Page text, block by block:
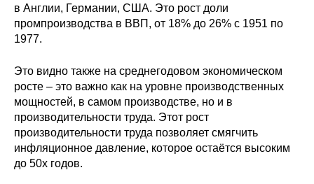
в Англии, Германии, США. Это рост доли
промпроизводства в ВВП, от 18% до 26% с 1951 по
1977.
Это видно также на среднегодовом экономическом
росте – это важно как на уровне производственных
мощностей, в самом производстве, но и в
производительности труда. Этот рост
производительности труда позволяет смягчить
инфляционное давление, которое остаётся высоким
до 50х годов.